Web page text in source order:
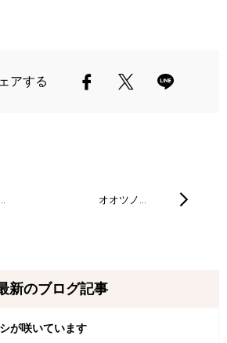
アする
オオツノ…
新のブログ記事
が咲いています